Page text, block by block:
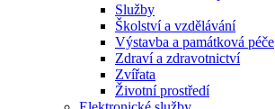
Služby
Školství a vzdělávání
Výstavba a památková péče
Zdraví a zdravotnictví
Zvířata
Životní prostředí